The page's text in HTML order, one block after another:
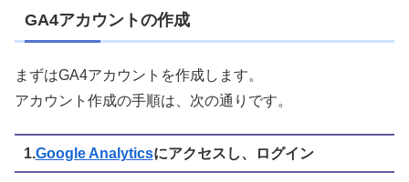
GA4アカウントの作成
まずはGA4アカウントを作成します。
アカウント作成の手順は、次の通りです。
1.Google Analyticsにアクセスし、ログイン